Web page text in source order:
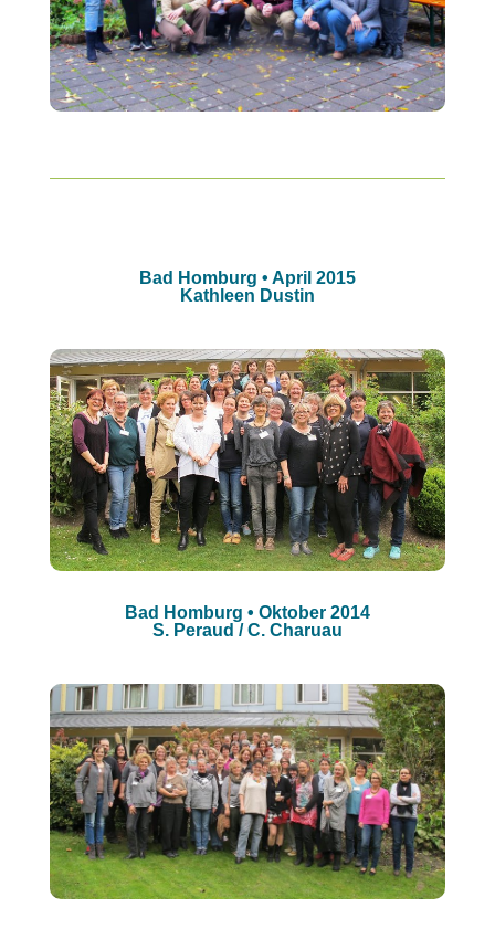
Bad Homburg • April 2015
Kathleen Dustin
Bad Homburg • Oktober 2014
S. Peraud / C. Charuau